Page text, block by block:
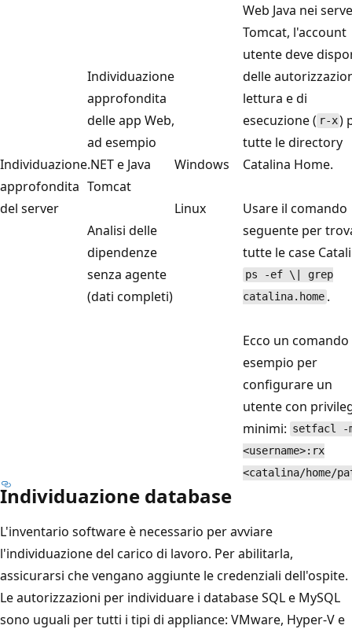
Individuazione
approfondita
del server
Individuazione
approfondita
delle app Web,
ad esempio
.NET e Java
Tomcat
Analisi delle
dipendenze
senza agente
(dati completi)
Windows
Linux
Web Java nei
Tomcat, l'account
utente deve
delle
lettura e di
esecuzione ( r-x)
tutte le directory
Catalina Home.
Usare il comando
seguente per
tutte le case
ps -ef \| grep
catalina.home .
Ecco un
esempio per
configurare un
utente con
minimi: setfacl -
<username>:rx
<catalina/home/
Individuazione database
L'inventario software è necessario per avviare
l'individuazione del carico di lavoro. Per abilitarla,
assicurarsi che vengano aggiunte le credenziali dell'ospite.
Le autorizzazioni per individuare i database SQL e MySQL
sono uguali per tutti i tipi di appliance: VMware, Hyper-V e